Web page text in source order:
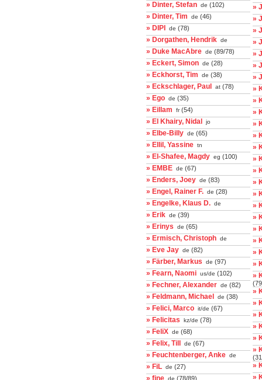
» Dinter, Stefan de (102)
» Dinter, Tim de (46)
» DIPI de (78)
» Dorgathen, Hendrik de
» Duke MacAbre de (89/78)
» Eckert, Simon de (28)
» Eckhorst, Tim de (38)
» Eckschlager, Paul at (78)
» Ego de (35)
» Eillam fr(54)
» El Khairy, Nidal jo
» Elbe-Billy de (65)
» Ellil, Yassine tn
» El-Shafee, Magdy eg (100)
» EMBE de (67)
» Enders, Joey de (83)
» Engel, Rainer F. de (28)
» Engelke, Klaus D. de
» Erik de (39)
» Erinys de (65)
» Ermisch, Christoph de
» Eve Jay de (82)
» Färber, Markus de (97)
» Fearn, Naomi us/de (102)
» Fechner, Alexander de (82)
» Feldmann, Michael de (38)
» Felici, Marco it/de (67)
» Felicitas kz/de (78)
» FeliX de (68)
» Felix, Till de (67)
» Feuchtenberger, Anke de
» FiL de (27)
» fine de (78/89)
»
»
»
»
»
»
»
»
»
»
»
»
»
»
»
»
»
»
»
»
»
»
»
»
»
»
»
»
»
»
»
»